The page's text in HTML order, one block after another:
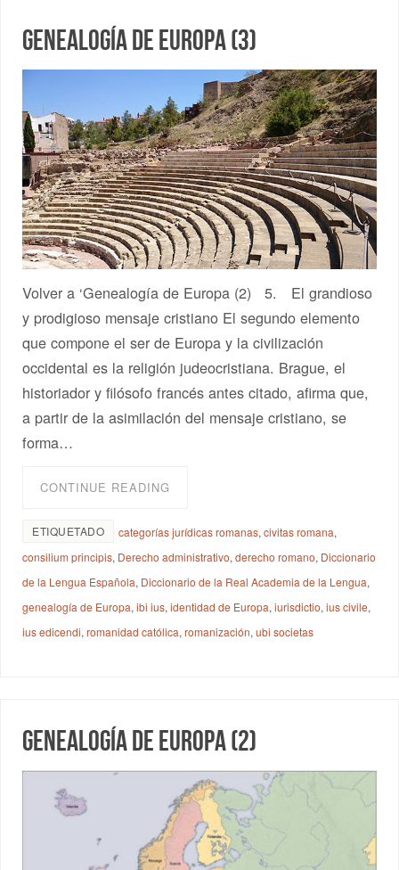
Genealogía de Europa (3)
Volver a ‘Genealogía de Europa (2) 5. El grandioso
y prodigioso mensaje cristiano El segundo elemento
que compone el ser de Europa y la civilización
occidental es la religión judeocristiana. Brague, el
historiador y filósofo francés antes citado, afirma que,
a partir de la asimilación del mensaje cristiano, se
forma…
CONTINUE READING
ETIQUETADO categorías jurídicas romanas,civitas romana,
consilium principis, Derecho administrativo,derecho romano, Diccionario
de la Lengua Española, Diccionario de la Real Academia de la Lengua,
genealogía de Europa,ibi ius,identidad de Europa,iurisdictio,ius civile,
ius edicendi,romanidad católica,romanización,ubi societas
Genealogía de Europa (2)